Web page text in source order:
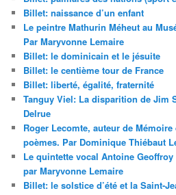
Billet: naissance d’un enfant
Le peintre Mathurin Méheut au
Par Maryvonne Lemaire
Billet: le dominicain et le jésuite
Billet: le centième tour de France
Billet: liberté, égalité, fraternité
Tanguy Viel: La disparition de Jim
Delrue
Roger Lecomte, auteur de
poèmes. Par Dominique Thiébaut
Le quintette vocal Antoine
par Maryvonne Lemaire
Billet: le solstice d’été et la Saint-